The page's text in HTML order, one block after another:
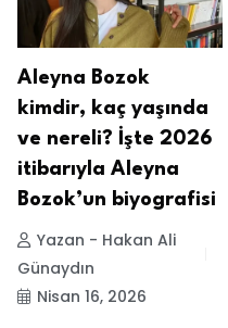
Aleyna Bozok
kimdir, kaç yaşında
ve nereli? İşte 2026
itibarıyla Aleyna
Bozok’un biyografisi
Yazan - Hakan Ali
Günaydın
Nisan 16, 2026